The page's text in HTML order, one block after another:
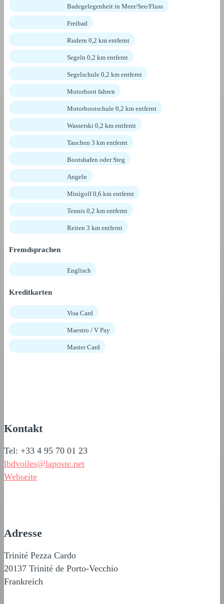
Badegelegenheit in Meer/See/Fluss
Freibad
Rudern 0,2 km entfernt
Segeln 0,2 km entfernt
Segelschule 0,2 km entfernt
Motorboot fahren
Motorbootschule 0,2 km entfernt
Wasserski 0,2 km entfernt
Tauchen 3 km entfernt
Bootshafen oder Steg
Angeln
Minigolf 0,6 km entfernt
Tennis 0,2 km entfernt
Reiten 3 km entfernt
Fremdsprachen
Englisch
Kreditkarten
Visa Card
Maestro / V Pay
Master Card
Kontakt
Tel: +33 4 95 70 01 23
lbdvoiles@laposte.net
Webseite
Adresse
Trinité Pezza Cardo
20137 Trinité de Porto-Vecchio
Frankreich